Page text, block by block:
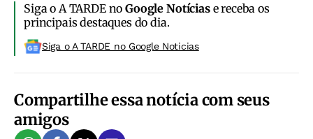
Siga o A TARDE noGoogle Notíciase receba os
principais destaques do dia.
Siga o A TARDE no Google Noticias
Compartilhe essa notícia com seus
amigos